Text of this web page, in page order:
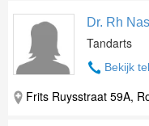
Dr. Rh
Tandarts
Bekijk
Frits Ruysstraat 59A,